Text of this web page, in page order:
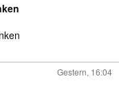
Gestern, 16:04